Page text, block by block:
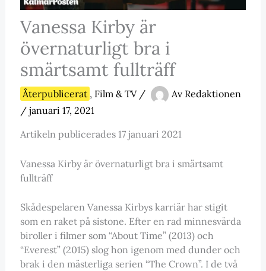
Vanessa Kirby är
övernaturligt bra i
smärtsamt fullträff
Återpublicerat , Film & TV/ Av Redaktionen
/ januari 17, 2021
Artikeln publicerades 17 januari 2021
Vanessa Kirby är övernaturligt bra i smärtsamt
fullträff
Skådespelaren Vanessa Kirbys karriär har stigit
som en raket på sistone. Efter en rad minnesvärda
biroller i filmer som “About Time” (2013) och
“Everest” (2015) slog hon igenom med dunder och
brak i den mästerliga serien “The Crown”. I de två